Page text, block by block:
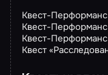
Квест-
Квест-
Квест-Перформанс
Квест